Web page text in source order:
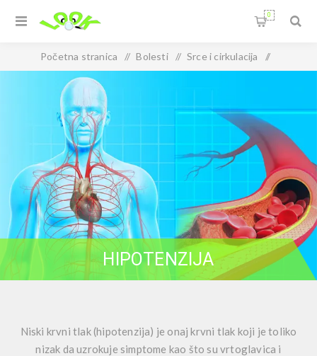
0
Početna stranica / Bolesti / Srce i cirkulacija /
HIPOTENZIJA
Niski krvni tlak (hipotenzija) je onaj krvni tlak koji je toliko
nizak da uzrokuje simptome kao što su vrtoglavica i